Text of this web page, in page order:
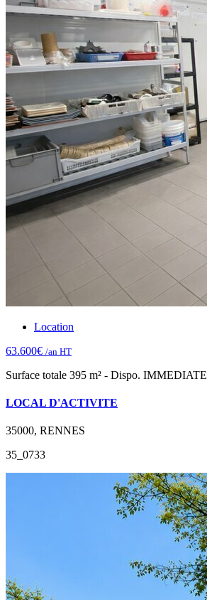
Location
63.600€ /an HT
Surface totale 395 m² - Dispo. IMMEDIATE
LOCAL D'ACTIVITE
35000, RENNES
35_0733